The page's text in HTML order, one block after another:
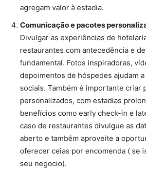
agregam valor à estadia.
Comunicação e pacotes
Divulgar as experiências de
restaurantes com antecedência e
fundamental. Fotos inspiradoras,
depoimentos de hóspedes ajudam
sociais. Também é importante criar
personalizados, com estadias
benefícios como early check-in e
caso de restaurantes divulgue as
aberto e também aproveite a
oferecer ceias por encomenda ( se
seu negocio).